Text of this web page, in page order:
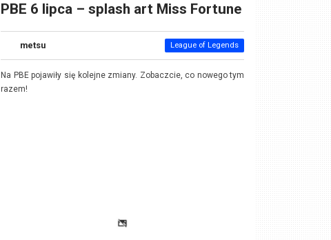
PBE 6 lipca – splash art Miss Fortune
metsu League of Legends
Na PBE pojawiły się kolejne zmiany. Zobaczcie, co nowego tym
razem!